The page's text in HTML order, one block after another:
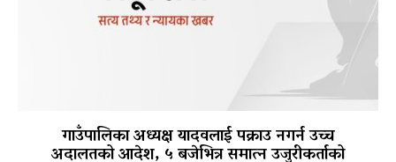
गाउँपालिका अध्यक्ष यादवलाई पक्राउ नगर्न उच्च
अदालतको आदेश, ५ बजेभित्र समात्न उजुरीकर्ताको